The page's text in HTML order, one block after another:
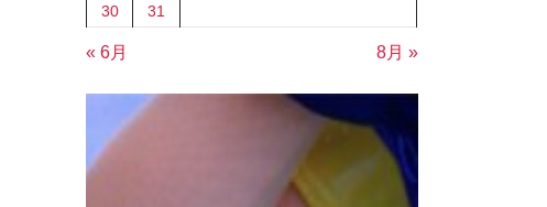
30
31
« 6月 8月 »